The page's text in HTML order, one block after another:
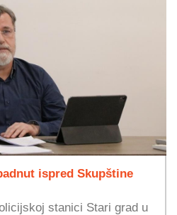
ispred Skupštine
stanici Stari grad u